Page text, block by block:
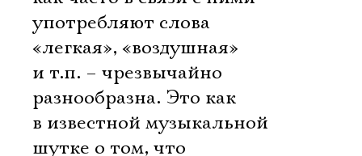
употребляют слова
«легкая», «воздушная»
и т.п. – чрезвычайно
разнообразна. Это как
в известной музыкальной
шутке о том, что